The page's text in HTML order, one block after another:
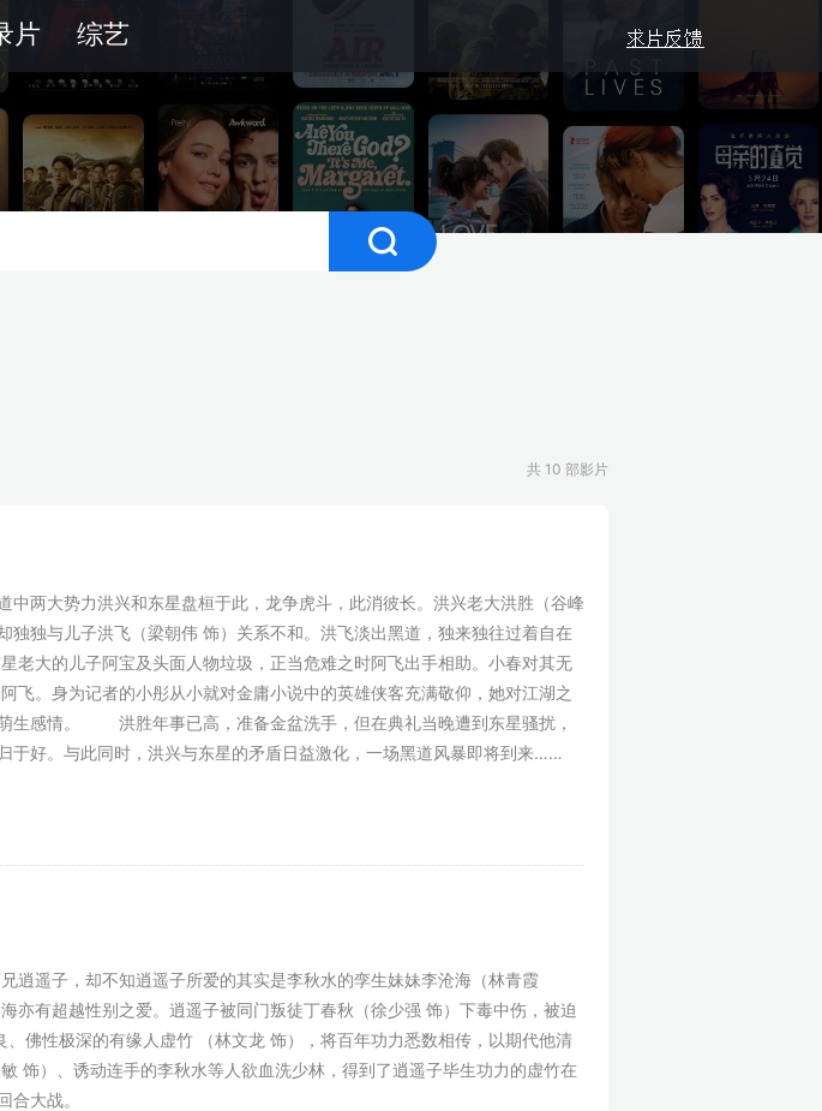
片 综艺
共 10 部影片
两大势力洪兴和东星盘桓于此，龙争虎斗，此消彼长。洪兴老大洪胜（谷峰
独独与儿子洪飞（梁朝伟 饰）关系不和。洪飞淡出黑道，独来独往过着自在
老大的儿子阿宝及头面人物垃圾，正当危难之时阿飞出手相助。小春对其无
飞。身为记者的小彤从小就对金庸小说中的英雄侠客充满敬仰，她对江湖之
生感情。 洪胜年事已高，准备金盆洗手，但在典礼当晚遭到东星骚扰，
于好。与此同时，洪兴与东星的矛盾日益激化，一场黑道风暴即将到来……
遥子，却不知逍遥子所爱的其实是李秋水的孪生妹妹李沧海（林青霞
亦有超越性别之爱。逍遥子被同门叛徒丁春秋（徐少强 饰）下毒中伤，被迫
、佛性极深的有缘人虚竹 （林文龙 饰），将百年功力悉数相传，以期代他清
饰）、诱动连手的李秋水等人欲血洗少林，得到了逍遥子毕生功力的虚竹在
合大战。